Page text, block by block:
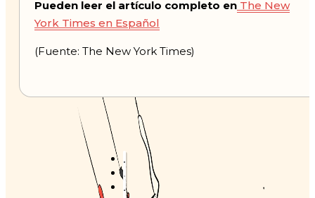
Pueden leer el artículo completo enThe New
York Times en Español
(Fuente: The New York Times)